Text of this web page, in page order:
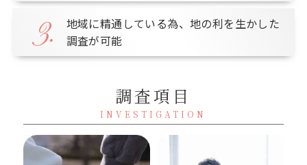
3.
地域に精通している為、地の利を生かした
調査が可能
調査項目
INVESTIGATION